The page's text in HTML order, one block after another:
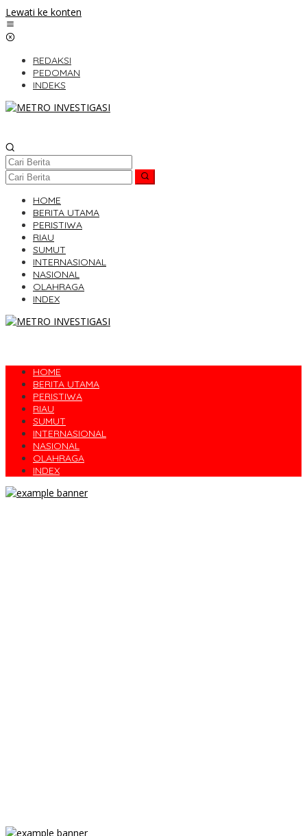
Lewati ke konten
REDAKSI
PEDOMAN
INDEKS
HOME
BERITA UTAMA
PERISTIWA
RIAU
SUMUT
INTERNASIONAL
NASIONAL
OLAHRAGA
INDEX
HOME
BERITA UTAMA
PERISTIWA
RIAU
SUMUT
INTERNASIONAL
NASIONAL
OLAHRAGA
INDEX